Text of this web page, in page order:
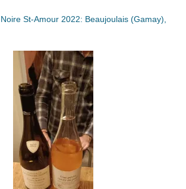
St-Amour 2022: Beaujoulais (Gamay),